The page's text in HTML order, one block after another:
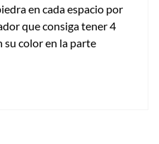
en cada espacio por
que consiga tener 4
su color en la parte